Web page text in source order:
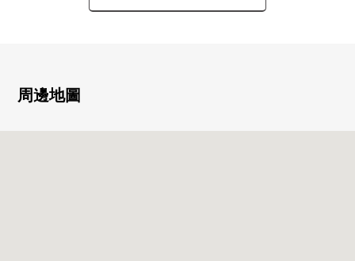
・陽光在適合東南的陽台良好
▼設備
周邊地圖